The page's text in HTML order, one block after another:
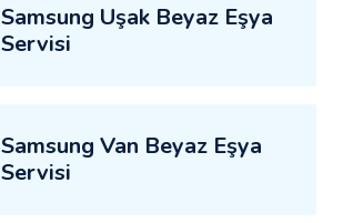
Samsung Uşak Beyaz Eşya
Servisi
Samsung Van Beyaz Eşya
Servisi